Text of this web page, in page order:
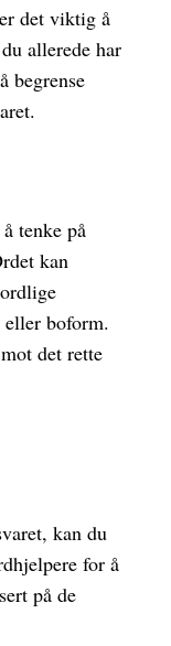
det viktig å
allerede har
begrense
tenke på
kan
boform.
det rette
kan du
for å
på de